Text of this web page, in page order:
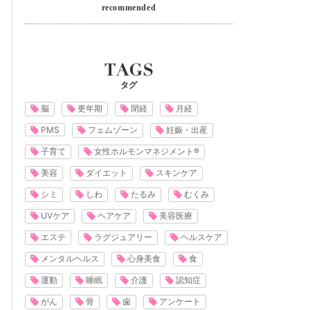
recommended
タグ
脳 更年期 閉経 月経
PMS フェムゾーン 妊娠・出産
子育て 女性ホルモンマネジメント®
美容 ダイエット スキンケア
シミ しわ たるみ むくみ
UVケア ヘアケア 美容医療
エステ ラグジュアリー ヘルスケア
メンタルヘルス 心身美食 食
運動 睡眠 介護 認知症
がん 骨 歯 アンケート